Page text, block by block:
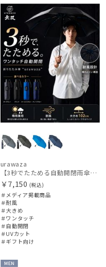
載商品
向け
urawaza
【3秒でたためる自動開閉雨傘】urawaza 無双（ウラワザ）Auto58 ワンタッチ開閉 大きめ 耐風
￥7,150 (税込)
＃メディア掲載商品
＃耐風
＃大きめ
＃ワンタッチ
＃自動開閉
＃UVカット
＃ギフト向け